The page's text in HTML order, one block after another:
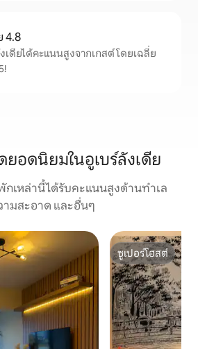
4.8
เดียได้คะแนนสูงจากเกสต์ โดยเฉลี่ย
อดนิยมในอูเบร์ลังเดีย
กเหล่านี้ได้รับคะแนนสูงด้านทำเล
ามสะอาด และอื่นๆ
ซูเปอร์โฮสต์
ซูเปอร์โฮสต์